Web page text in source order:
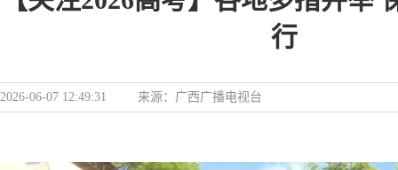
行
2026-06-07 12:49:31 来源： 广西广播电视台